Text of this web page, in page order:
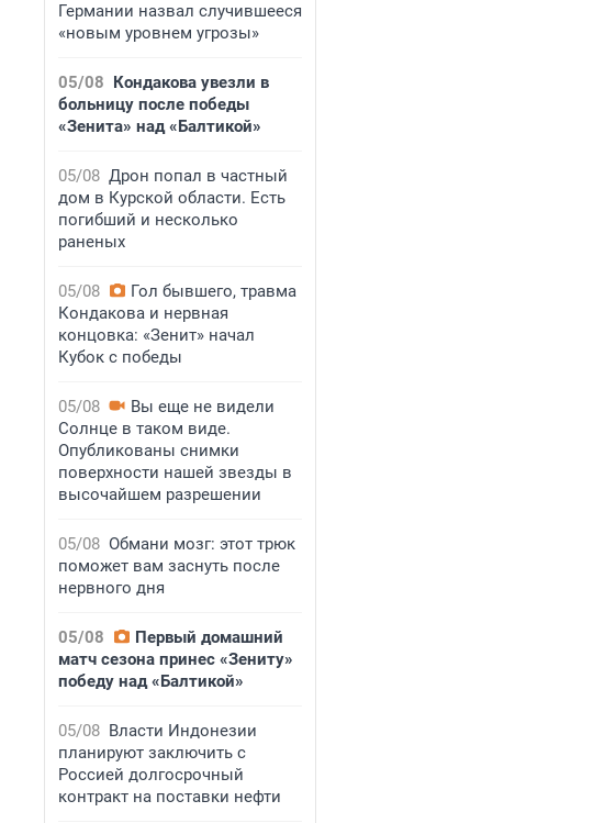
Германии назвал случившееся
«новым уровнем угрозы»
05/08 Кондакова увезли в
больницу после победы
«Зенита» над «Балтикой»
05/08 Дрон попал в частный
дом в Курской области. Есть
погибший и несколько
раненых
05/08
Гол бывшего, травма
Кондакова и нервная
концовка: «Зенит» начал
Кубок с победы
05/08
Вы еще не видели
Солнце в таком виде.
Опубликованы снимки
поверхности нашей звезды в
высочайшем разрешении
05/08 Обмани мозг: этот трюк
поможет вам заснуть после
нервного дня
05/08
Первый домашний
матч сезона принес «Зениту»
победу над «Балтикой»
05/08 Власти Индонезии
планируют заключить с
Россией долгосрочный
контракт на поставки нефти